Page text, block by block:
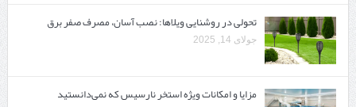
تحولی در روشنایی ویلاها: نصب آسان، مصرف صفر برق
جولای 14, 2025
مزایا و امکانات ویژه استخر نارسیس که نمی‌دانستید